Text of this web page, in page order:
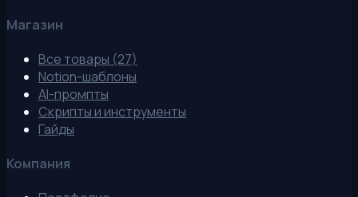
Магазин
Все товары (27)
Notion-шаблоны
AI-промпты
Скрипты и инструменты
Гайды
Компания